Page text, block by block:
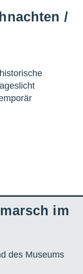
/
im
des Museums